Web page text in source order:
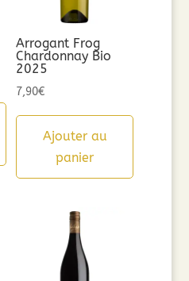
Arrogant Frog
Chardonnay Bio
2025
7,90€
Ajouter au
panier